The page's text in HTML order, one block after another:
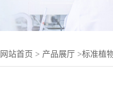
网站首页 > 产品展厅 >标准植